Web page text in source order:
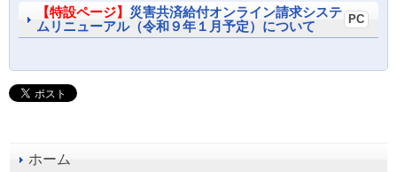
ホーム
【特設ページ】 災害共済給付オンライン請求システ
ムリニューアル（令和９年１月予定）について